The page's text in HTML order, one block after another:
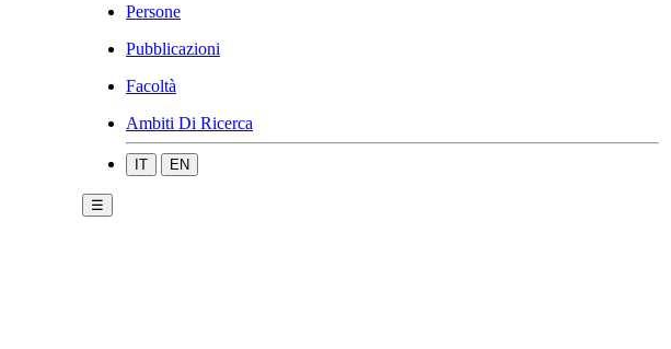
Persone
Pubblicazioni
Facoltà
Ambiti Di Ricerca
IT EN
☰